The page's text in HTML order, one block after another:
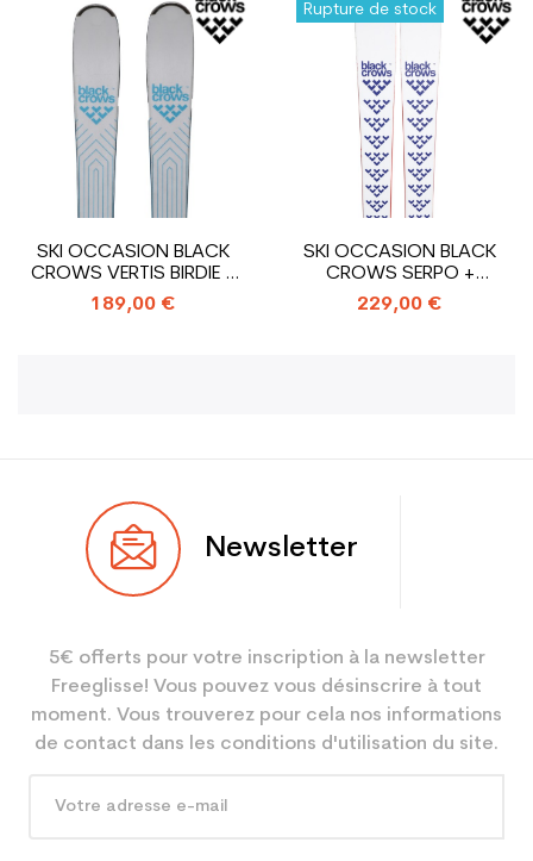
SKI OCCASION BLACK
CROWS VERTIS BIRDIE +
FIXATIONS
189,00 €
SKI OCCASION BLACK
CROWS SERPO +
FIXATIONS
229,00 €
Rupture de stock
Newsletter
5€ offerts pour votre inscription à la newsletter
Freeglisse! Vous pouvez vous désinscrire à tout
moment. Vous trouverez pour cela nos informations
de contact dans les conditions d'utilisation du site.